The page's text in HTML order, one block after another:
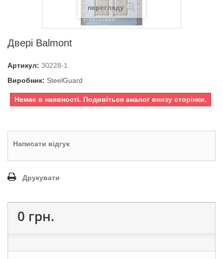
перегляду
Двері Balmont
Артикул: 30228-1
Виробник: SteelGuard
Немає в наявності. Подивіться аналог внизу сторінки.
Написати відгук
Друкувати
0 грн.